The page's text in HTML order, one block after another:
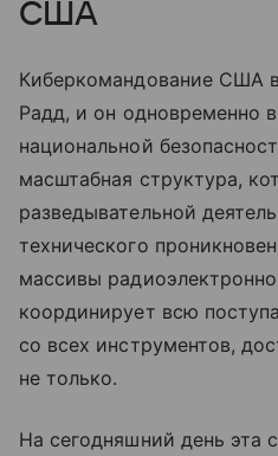
США
Киберкомандование США
Радд, и он одновременно
национальной
масштабная структура,
разведывательной
технического
массивы
координирует всю
со всех инструментов,
не только.
На сегодняшний день эта